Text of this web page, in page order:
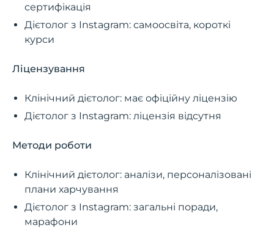
сертифікація
Дієтолог з Instagram: самоосвіта, короткі
курси
Ліцензування
Клінічний дієтолог: має офіційну ліцензію
Дієтолог з Instagram: ліцензія відсутня
Методи роботи
Клінічний дієтолог: аналізи, персоналізовані
плани харчування
Дієтолог з Instagram: загальні поради,
марафони